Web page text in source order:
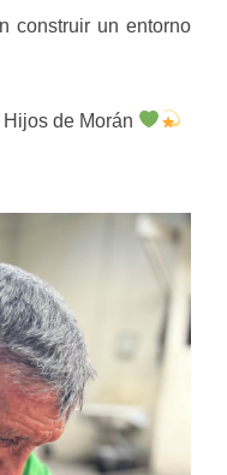
construir un entorno
de Morán